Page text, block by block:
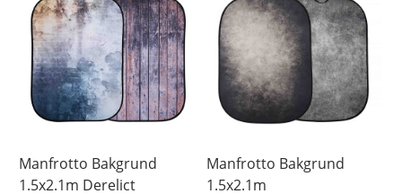
Manfrotto Bakgrund
1.5x2.1m Derelict
Manfrotto Bakgrund
1.5x2.1m